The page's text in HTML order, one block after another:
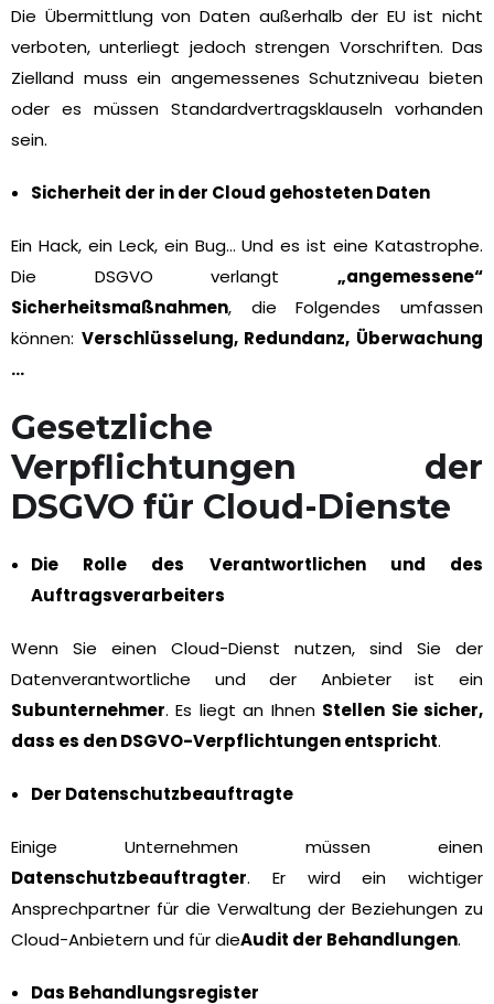
Die Übermittlung von Daten außerhalb der EU ist nicht
verboten, unterliegt jedoch strengen Vorschriften. Das
Zielland muss ein angemessenes Schutzniveau bieten
oder es müssen Standardvertragsklauseln vorhanden
sein.
Sicherheit der in der Cloud gehosteten Daten
Ein Hack, ein Leck, ein Bug… Und es ist eine Katastrophe.
Die DSGVO verlangt „angemessene“
Sicherheitsmaßnahmen, die Folgendes umfassen
können: Verschlüsselung, Redundanz, Überwachung
…
Gesetzliche
Verpflichtungen der
DSGVO für Cloud-Dienste
Die Rolle des Verantwortlichen und des
Auftragsverarbeiters
Wenn Sie einen Cloud-Dienst nutzen, sind Sie der
Datenverantwortliche und der Anbieter ist ein
Subunternehmer. Es liegt an Ihnen Stellen Sie sicher,
dass es den DSGVO-Verpflichtungen entspricht.
Der Datenschutzbeauftragte
Einige Unternehmen müssen einen
Datenschutzbeauftragter. Er wird ein wichtiger
Ansprechpartner für die Verwaltung der Beziehungen zu
Cloud-Anbietern und für dieAudit der Behandlungen.
Das Behandlungsregister